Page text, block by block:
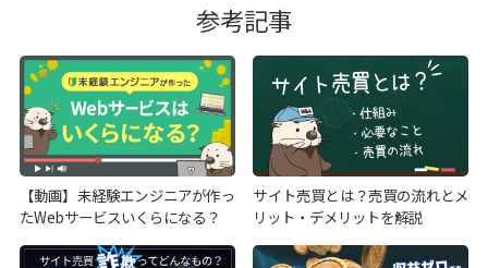
参考記事
【動画】未経験エンジニアが作っ
たWebサービスいくらになる？
サイト売買とは？売買の流れとメ
リット・デメリットを解説